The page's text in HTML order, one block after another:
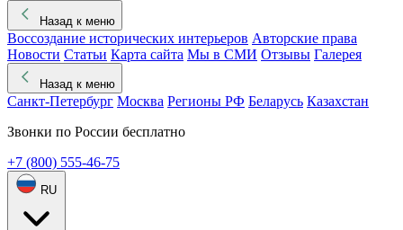
Назад к меню
Воссоздание исторических интерьеров Авторские права
Новости Статьи Карта сайта Мы в СМИ Отзывы Галерея
Назад к меню
Санкт-Петербург Москва Регионы РФ Беларусь Казахстан
Звонки по России бесплатно
+7 (800) 555-46-75
RU